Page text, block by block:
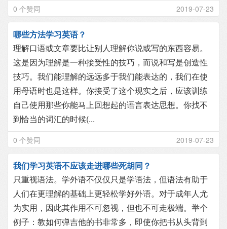
0 个赞同 2019-07-23
哪些方法学习英语？
理解口语或文章要比让别人理解你说或写的东西容易。
这是因为理解是一种接受性的技巧，而说和写是创造性
技巧。我们能理解的远远多于我们能表达的，我们在使
用母语时也是这样。你接受了这个现实之后，应该训练
自己使用那些你能马上回想起的语言表达思想。你找不
到恰当的词汇的时候(...
0 个赞同 2019-07-23
我们学习英语不应该走进哪些死胡同？
只重视语法。学外语不仅仅只是学语法，但语法有助于
人们在更理解的基础上更轻松学好外语。对于成年人尤
为实用，因此其作用不可忽视，但也不可走极端。举个
例子：教如何弹吉他的书非常多，即使你把书从头背到